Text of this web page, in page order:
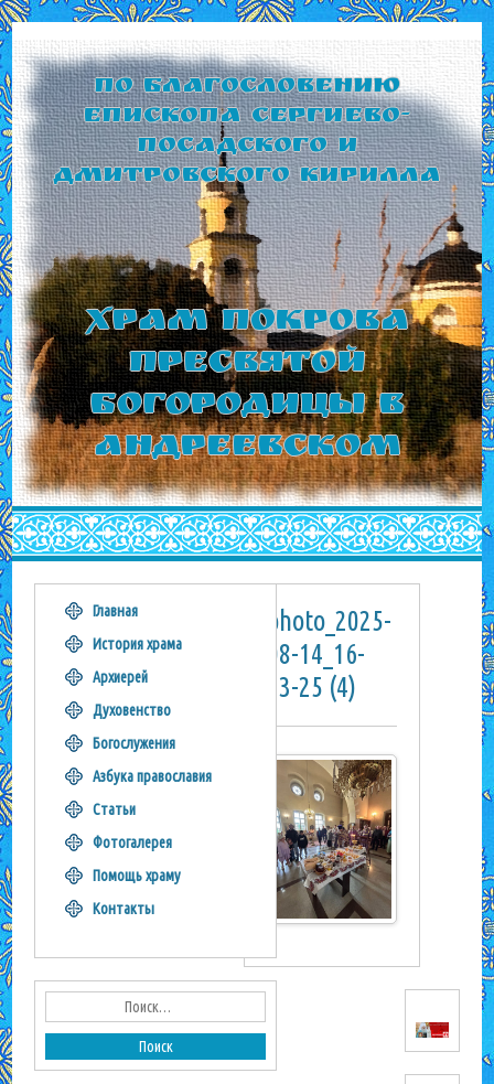
По благословению
Епископа Сергиево-
Посадского и
Дмитровского Кирилла
Храм Покрова
Пресвятой
Богородицы в
Андреевском
photo_2025-
08-14_16-
33-25 (4)
Главная
История храма
Архиерей
Духовенство
Богослужения
Азбука православия
Статьи
Фотогалерея
Помощь храму
Контакты